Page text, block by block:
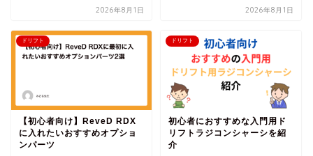
2026年8月1日 2026年8月1日
ドリフト
【初心者向け】ReveD RDX
に入れたいおすすめオプショ
ンパーツ
ドリフト
初心者におすすめな入門用ド
リフトラジコンシャーシを紹
介